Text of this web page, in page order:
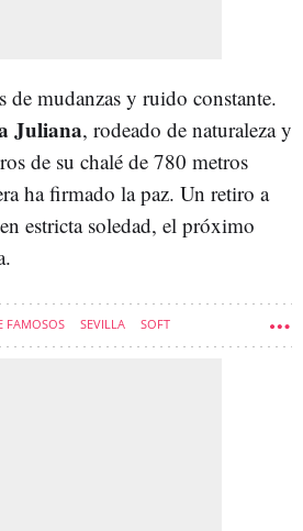
de mudanzas y ruido constante.
Juliana, rodeado de naturaleza y
de su chalé de 780 metros
ha firmado la paz. Un retiro a
estricta soledad, el próximo
FAMOSOS SEVILLA SOFT